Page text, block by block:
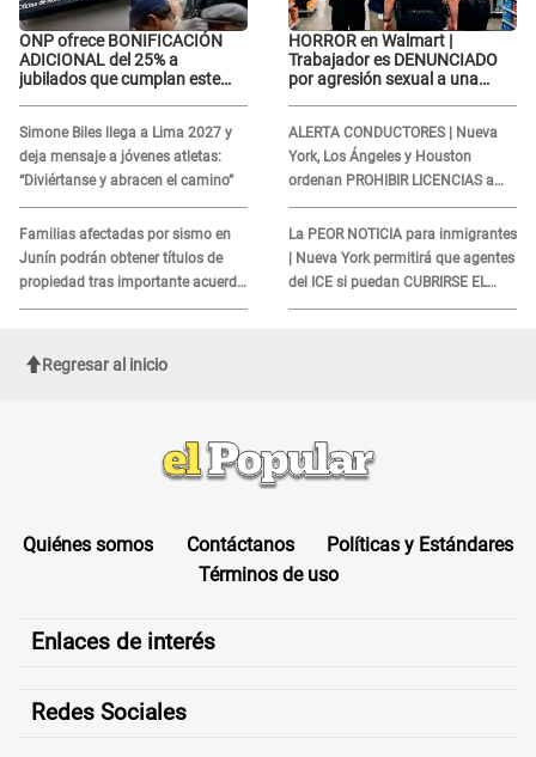
ONP ofrece BONIFICACIÓN
ADICIONAL del 25% a
jubilados que cumplan este
Simone Biles llega a Lima 2027 y
deja mensaje a jóvenes atletas:
“Diviértanse y abracen el camino”
Familias afectadas por sismo en
Junín podrán obtener títulos de
propiedad tras importante acuerdo
de Cofopri
HORROR en Walmart |
Trabajador es DENUNCIADO
por agresión sexual a una
ALERTA CONDUCTORES | Nueva
York, Los Ángeles y Houston
ordenan PROHIBIR LICENCIAS a
quienes no presenten ESTE
DOCUMENTO
La PEOR NOTICIA para inmigrantes
| Nueva York permitirá que agentes
del ICE si puedan CUBRIRSE EL
ROSTRO
Regresar al inicio
Quiénes somos Contáctanos
Políticas y Estándares
Términos de uso
Enlaces de interés
Redes Sociales